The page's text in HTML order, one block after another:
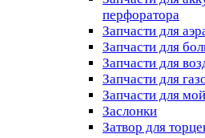
перфоратора
Запчасти для
Запчасти для
Запчасти для
Запчасти для
Запчасти для
Заслонки
Затвор для